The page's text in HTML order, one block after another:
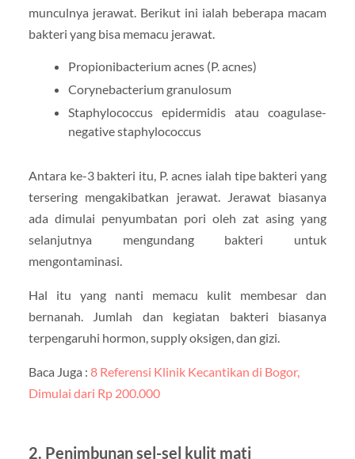
munculnya jerawat. Berikut ini ialah beberapa macam
bakteri yang bisa memacu jerawat.
Propionibacterium acnes (P. acnes)
Corynebacterium granulosum
Staphylococcus epidermidis atau coagulase-
negative staphylococcus
Antara ke-3 bakteri itu, P. acnes ialah tipe bakteri yang
tersering mengakibatkan jerawat. Jerawat biasanya
ada dimulai penyumbatan pori oleh zat asing yang
selanjutnya mengundang bakteri untuk
mengontaminasi.
Hal itu yang nanti memacu kulit membesar dan
bernanah. Jumlah dan kegiatan bakteri biasanya
terpengaruhi hormon, supply oksigen, dan gizi.
Baca Juga : 8 Referensi Klinik Kecantikan di Bogor,
Dimulai dari Rp 200.000
2. Penimbunan sel-sel kulit mati